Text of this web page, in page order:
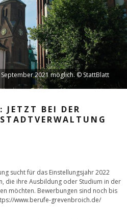
2021 möglich. © StattBlatt
BEI DER
sucht für das Einstellungsjahr 2022
die ihre Ausbildung oder Studium in der
möchten. Bewerbungen sind noch bis
www.berufe-grevenbroich.de/